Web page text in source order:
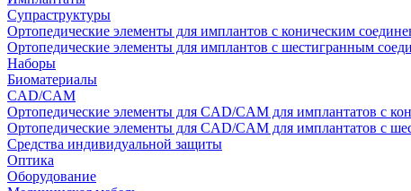
Супраструктуры
Ортопедические элементы для имплантов с коническим
Ортопедические элементы для имплантов с шестигранным
Наборы
Биоматериалы
CAD/CAM
Ортопедические элементы для CAD/CAM для имплантатов с
Ортопедические элементы для CAD/CAM для имплантатов с
Средства индивидуальной защиты
Оптика
Оборудование